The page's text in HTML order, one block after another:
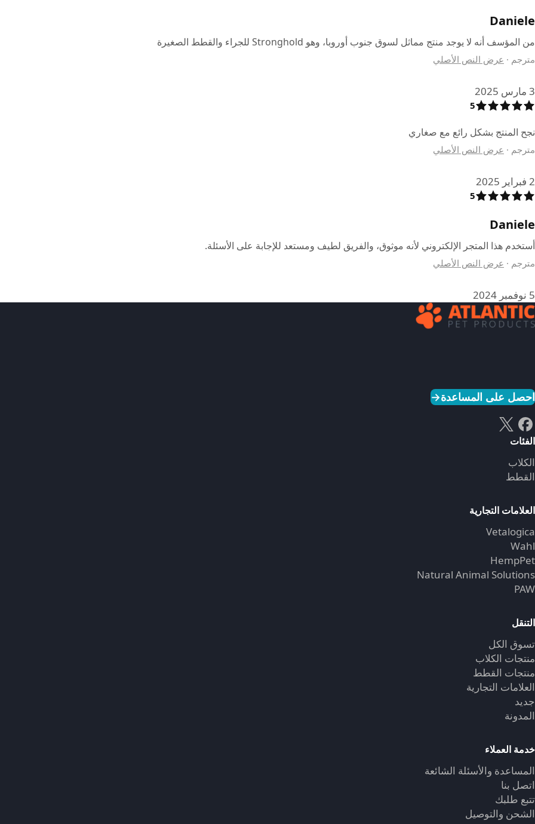
Daniele
من المؤسف أنه لا يوجد منتج مماثل لسوق جنوب أوروبا، وهو Stronghold للجراء والقطط الصغيرة
مترجم · عرض النص الأصلي
3 مارس 2025
5
نجح المنتج بشكل رائع مع صغاري
مترجم · عرض النص الأصلي
2 فبراير 2025
5
Daniele
أستخدم هذا المتجر الإلكتروني لأنه موثوق، والفريق لطيف ومستعد للإجابة على الأسئلة.
مترجم · عرض النص الأصلي
5 نوفمبر 2024
احصل على المساعدة→
الفئات
الكلاب
القطط
العلامات التجارية
Vetalogica
Wahl
HempPet
Natural Animal Solutions
PAW
التنقل
تسوق الكل
منتجات الكلاب
منتجات القطط
العلامات التجارية
جديد
المدونة
خدمة العملاء
المساعدة والأسئلة الشائعة
اتصل بنا
تتبع طلبك
الشحن والتوصيل